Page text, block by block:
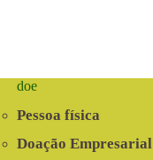
doe
Pessoa física
Doação Empresarial